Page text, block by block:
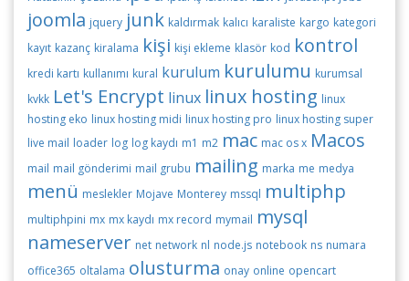
joomla jquery junk kaldırmak kalıcı karaliste kargo kategori
kayıt kazanç kiralama kişi kişi ekleme klasör kod kontrol
kredi kartı kullanımı kural kurulum kurulumu kurumsal
kvkk Let's Encrypt linux linux hosting linux
hosting eko linux hosting midi linux hosting pro linux hosting super
live mail loader log log kaydı m1 m2 mac mac os x Macos
mail mail gönderimi mail grubu mailing marka me medya
menü meslekler Mojave Monterey mssql multiphp
multiphpini mx mx kaydı mx record mymail mysql
nameserver net network nl node.js notebook ns numara
office365 oltalama olusturma onay online opencart